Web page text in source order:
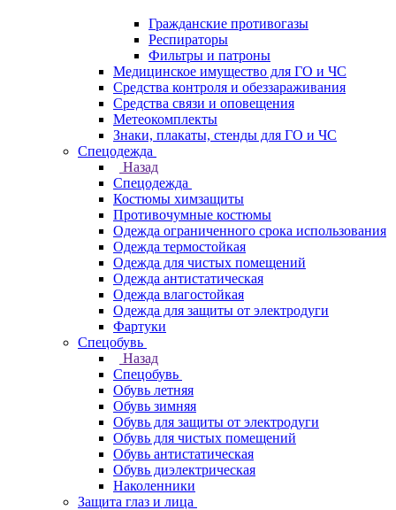
Гражданские противогазы
Респираторы
Фильтры и патроны
Медицинское имущество для ГО и ЧС
Средства контроля и обеззараживания
Средства связи и оповещения
Метеокомплекты
Знаки, плакаты, стенды для ГО и ЧС
Спецодежда
Назад
Спецодежда
Костюмы химзащиты
Противочумные костюмы
Одежда ограниченного срока использования
Одежда термостойкая
Одежда для чистых помещений
Одежда антистатическая
Одежда влагостойкая
Одежда для защиты от электродуги
Фартуки
Спецобувь
Назад
Спецобувь
Обувь летняя
Обувь зимняя
Обувь для защиты от электродуги
Обувь для чистых помещений
Обувь антистатическая
Обувь диэлектрическая
Наколенники
Защита глаз и лица